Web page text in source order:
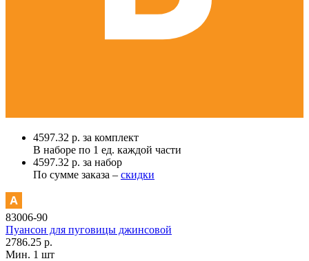
4597.32 р. за комплект
В наборе по 1 ед. каждой части
4597.32 р. за набор
По сумме заказа – скидки
83006-90
Пуансон для пуговицы джинсовой
2786.25 р.
Мин. 1 шт